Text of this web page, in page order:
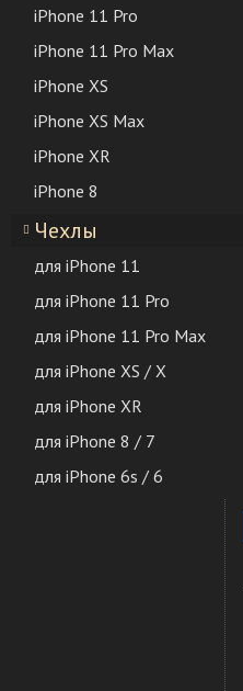
iPhone 11 Pro
iPhone 11 Pro Max
iPhone XS
iPhone XS Max
iPhone XR
iPhone 8
Чехлы
для iPhone 11
для iPhone 11 Pro
для iPhone 11 Pro Max
для iPhone XS / X
для iPhone XR
для iPhone 8 / 7
для iPhone 6s / 6